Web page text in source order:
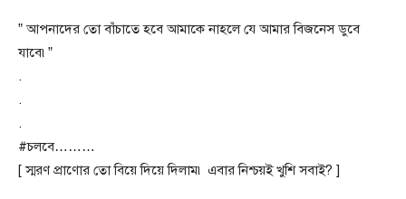
” আপনাদের তো বাঁচাতে হবে আমাকে নাহলে যে আমার বিজনেস ডুবে
যাবে৷”
.
.
.
#চলবে………
[ স্মরণ প্রাণোর তো বিয়ে দিয়ে দিলাম৷ এবার নিশ্চয়ই খুশি সবাই? ]